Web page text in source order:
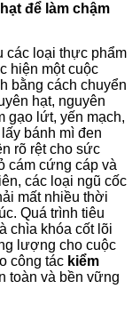
để làm chậm
các loại thực phẩm
hiện một cuộc
bằng cách chuyển
hạt, nguyên
gạo lứt, yến mạch,
bánh mì đen
rõ rệt cho sức
cám cứng cáp và
các loại ngũ cốc
mất nhiều thời
Quá trình tiêu
chìa khóa cốt lõi
lượng cho cuộc
công tác kiểm
toàn và bền vững